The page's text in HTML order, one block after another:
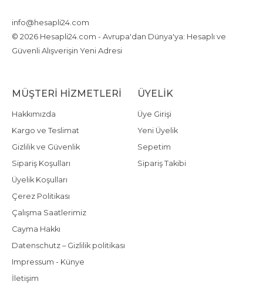
info@hesapli24.com
© 2026 Hesapli24.com - Avrupa'dan Dünya'ya: Hesaplı ve
Güvenli Alışverişin Yeni Adresi
MÜŞTERI HIZMETLERI
Hakkımızda
Kargo ve Teslimat
Gizlilik ve Güvenlik
Sipariş Koşulları
Üyelik Koşulları
Çerez Politikası
Çalışma Saatlerimiz
Cayma Hakkı
Datenschutz – Gizlilik politikası
Impressum - Künye
İletişim
ÜYELIK
Üye Girişi
Yeni Üyelik
Sepetim
Sipariş Takibi